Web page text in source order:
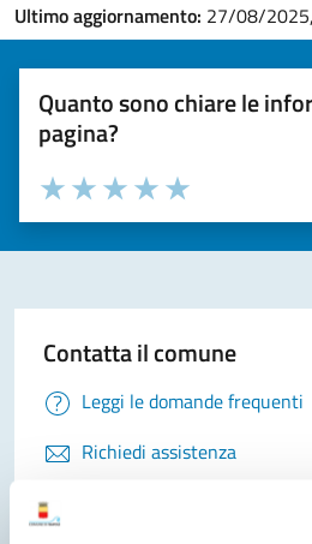
Ultimo aggiornamento: 27/08/
Quanto sono chiare le
pagina?
Valuta la chiarezza delle informazioni
Seleziona il numero di stelle per
Valuta 5 stelle su
Valuta 4 stelle su 5
Valuta 3 stelle su 5
Valuta 2 stelle su 5
Valuta 1 stelle su 5
Contatta il comune
Leggi le domande frequenti
Richiedi assistenza